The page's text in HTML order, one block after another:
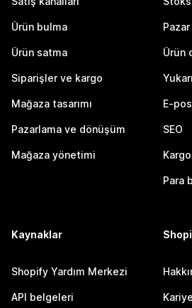
Ürün bulma
Ürün satma
Siparişler ve kargo
Mağaza tasarımı
Pazarlama ve dönüşüm
Mağaza yönetimi
Ürün
E-
SEO
Kargo
Para
Kaynaklar
Shopify Yardım Merkezi
API belgeleri